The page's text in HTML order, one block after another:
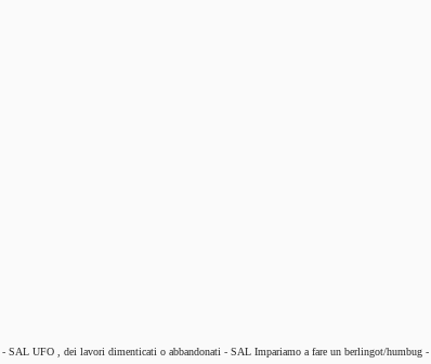
- SAL UFO , dei lavori dimenticati o abbandonati - SAL Impariamo a fare un berlingot/humbug -